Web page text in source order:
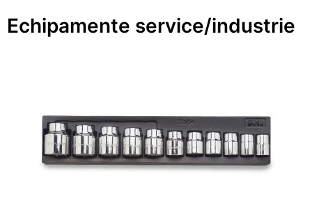
Echipamente service/industrie